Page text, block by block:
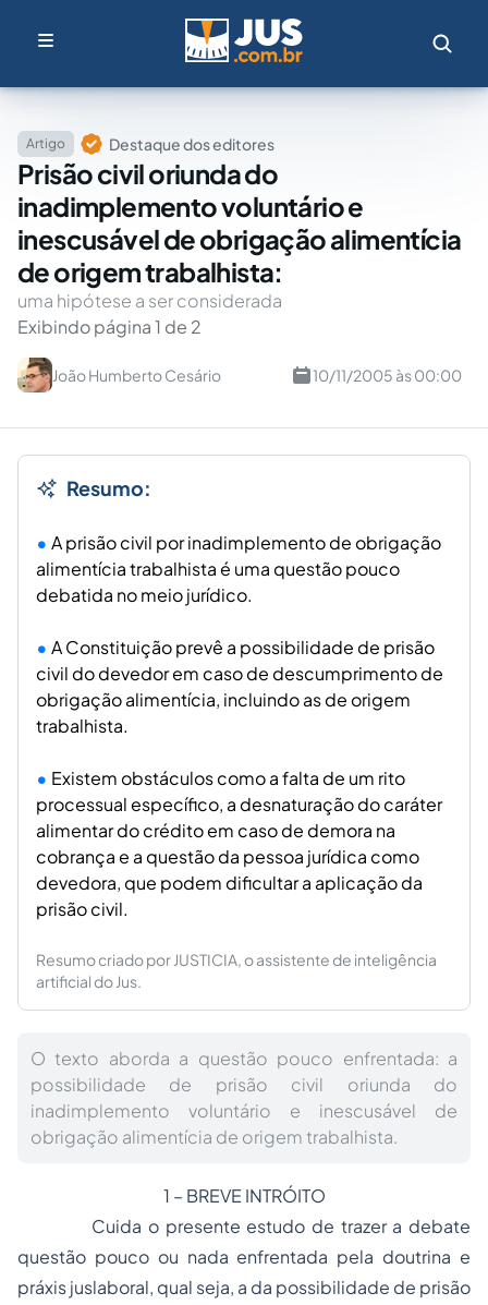
Artigo Destaque dos editores
Prisão civil oriunda do
inadimplemento voluntário e
inescusável de obrigação alimentícia
de origem trabalhista:
uma hipótese a ser considerada
Exibindo página 1 de 2
João Humberto Cesário 10/11/2005 às 00:00
Resumo:
A prisão civil por inadimplemento de obrigação
alimentícia trabalhista é uma questão pouco
debatida no meio jurídico.
A Constituição prevê a possibilidade de prisão
civil do devedor em caso de descumprimento de
obrigação alimentícia, incluindo as de origem
trabalhista.
Existem obstáculos como a falta de um rito
processual específico, a desnaturação do caráter
alimentar do crédito em caso de demora na
cobrança e a questão da pessoa jurídica como
devedora, que podem dificultar a aplicação da
prisão civil.
Resumo criado por JUSTICIA, o assistente de inteligência
artificial do Jus.
O texto aborda a questão pouco enfrentada: a
possibilidade de prisão civil oriunda do
inadimplemento voluntário e inescusável de
obrigação alimentícia de origem trabalhista.
1 – BREVE INTRÓITO
Cuida o presente estudo de trazer a debate
questão pouco ou nada enfrentada pela doutrina e
práxis juslaboral, qual seja, a da possibilidade de prisão